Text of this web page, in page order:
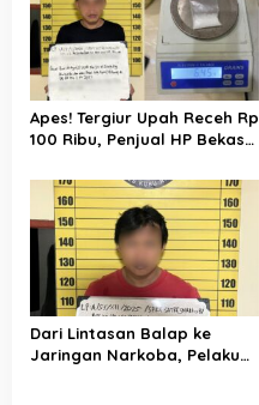
Apes! Tergiur Upah Receh Rp
100 Ribu, Penjual HP Bekas
Sel Bareng Tim Labubu
Dari Lintasan Balap ke
Jaringan Narkoba, Pelaku